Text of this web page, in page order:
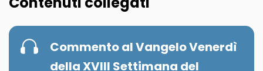
Commento al Vangelo Venerdì
della XVIII Settimana del